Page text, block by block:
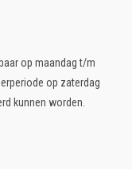
op maandag t/m
op zaterdag
kunnen worden.